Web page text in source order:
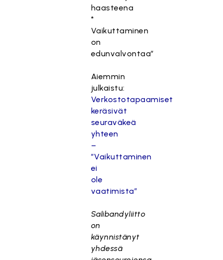
haasteena
*
Vaikuttaminen
on
edunvalvontaa”
Aiemmin
julkaistu:
Verkostotapaamiset
keräsivät
seuraväkeä
yhteen
–
”Vaikuttaminen
ei
ole
vaatimista”
Salibandyliitto
on
käynnistänyt
yhdessä